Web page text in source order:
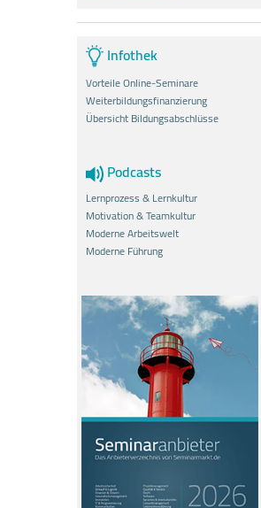
Infothek
Vorteile Online-Seminare
Weiterbildungsfinanzierung
Übersicht Bildungsabschlüsse
Podcasts
Lernprozess & Lernkultur
Motivation & Teamkultur
Moderne Arbeitswelt
Moderne Führung